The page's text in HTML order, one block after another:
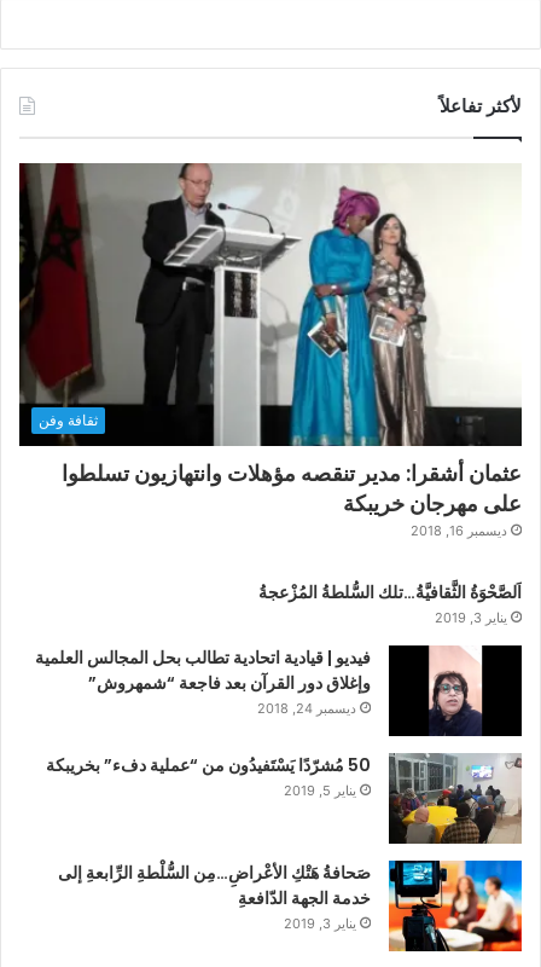
لأكثر تفاعلاً
ثقافة وفن
عثمان أشقرا: مدير تنقصه مؤهلات وانتهازيون تسلطوا
على مهرجان خريبكة
ديسمبر 16, 2018
اَلصَّحْوَةُ الثَّقافيَّةُ…تلك السُّلطةُ المُزْعجةُ
يناير 3, 2019
فيديو | قيادية اتحادية تطالب بحل المجالس العلمية
وإغلاق دور القرآن بعد فاجعة “شمهروش”
ديسمبر 24, 2018
50 مُشرّدًا يَسْتَفيدُون من “عملية دفء” بخريبكة
يناير 5, 2019
صَحافةُ هَتْكِ الأعْراضِ…مِن السُّلْطةِ الرِّابعةِ إلى
خدمة الجهة الدّافعةِ
يناير 3, 2019